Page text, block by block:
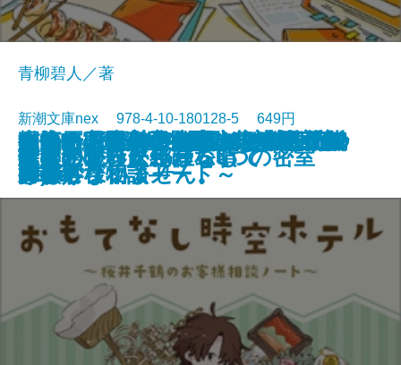
首無館の殺人
火焔の凶器―天久鷹央の事件カル
テ―
ところで死神は何処から来たので
しょう？
R.E.D. 警察庁特殊防犯対策官室
ACTIII
鍵のかかった部屋 5つの密室
ケーキ王子の名推理(スペシャリ
テ)3
マリー・アントワネットの日記
Rose
マリー・アントワネットの日記
Bleu
だから見るなといったのに―九つ
の奇妙な物語―
猫河原家の人びと―一家全員、名
探偵―
青柳碧人／著
新潮文庫nex 978-4-10-180128-5 649円
2018/06/28
おもてなし時空ホテル～桜井千鶴
のお客様相談ノート～
探偵AIのリアル・ディープラーニ
ング
時は止まったふりをして
一生に一度のこの恋にタネも仕掛
けもございません。
忘霊トランクルーム
カカノムモノ2―思い出を奪った
男―
R.E.D. 警察庁特殊防犯対策官室
ACTII
僕らの世界が終わる頃
夜空の呪いに色はない
断片のアリス